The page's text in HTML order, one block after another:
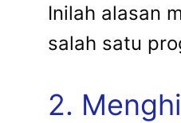
Inilah alasan
salah satu
2.